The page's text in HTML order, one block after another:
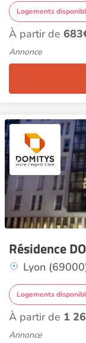
Logements
À partir de
Annonce
Résidence
Lyon
Logements
À partir de 1
Annonce